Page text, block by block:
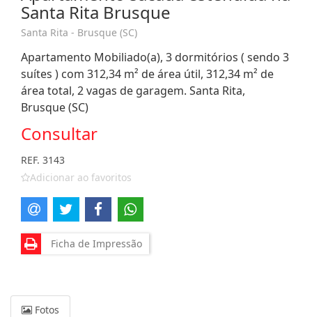
Santa Rita Brusque
Santa Rita - Brusque (SC)
Apartamento Mobiliado(a), 3 dormitórios ( sendo 3
suítes ) com 312,34 m² de área útil, 312,34 m² de
área total, 2 vagas de garagem. Santa Rita,
Brusque (SC)
Consultar
REF. 3143
Adicionar ao favoritos
Ficha de Impressão
Fotos